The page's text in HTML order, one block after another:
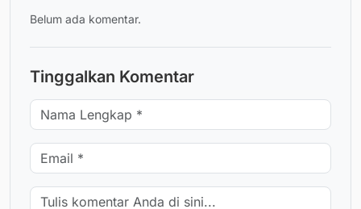
Belum ada komentar.
Tinggalkan Komentar